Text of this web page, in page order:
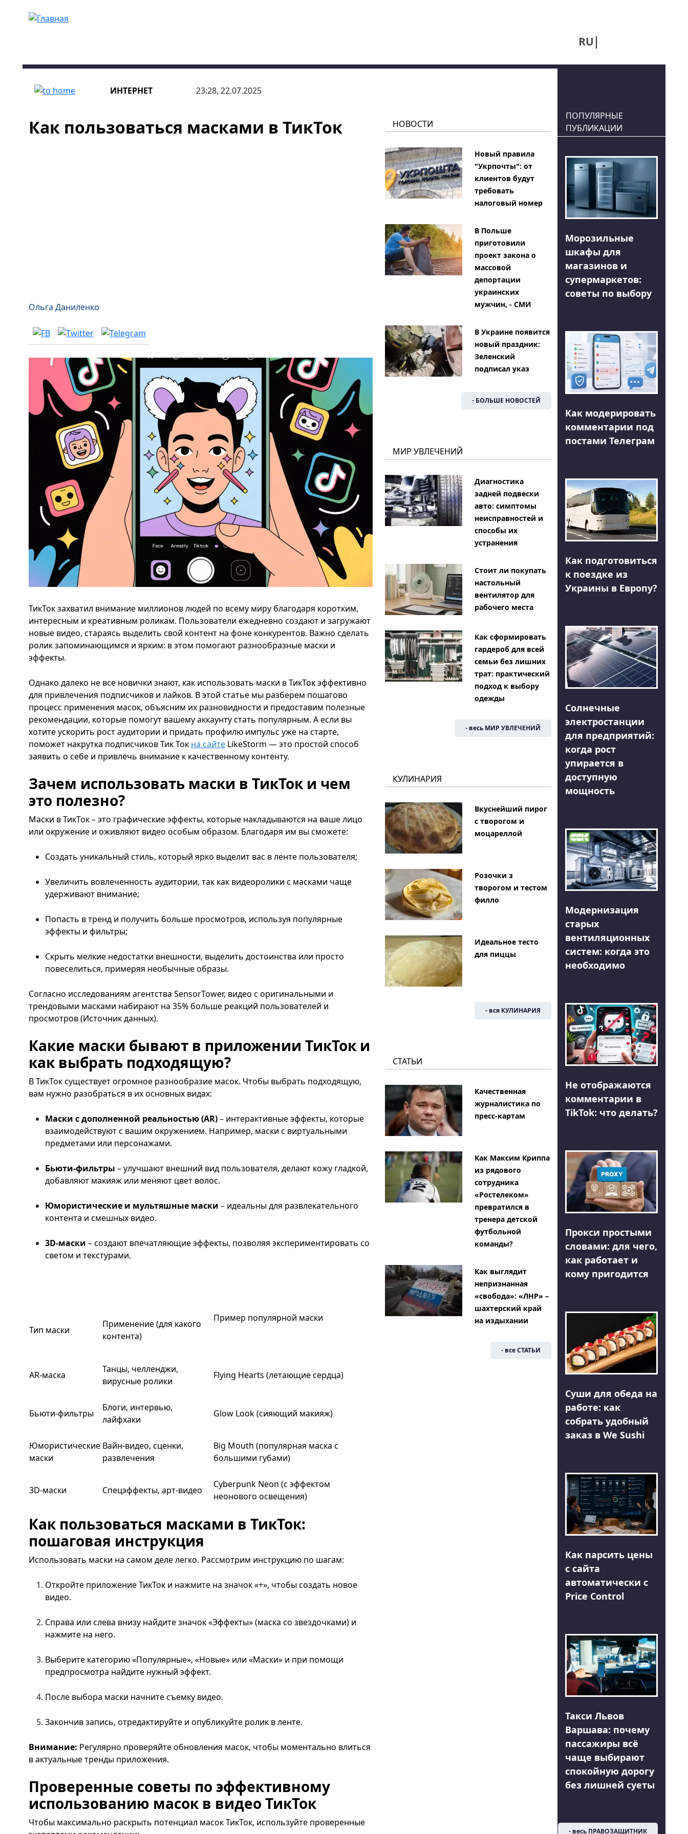
RU
ИНТЕРНЕТ 23:28, 22.07.2025
Как пользоваться масками в ТикТок
Ольга Даниленко
ТикТок захватил внимание миллионов людей по всему миру благодаря коротким,
интересным и креативным роликам. Пользователи ежедневно создают и загружают
новые видео, стараясь выделить свой контент на фоне конкурентов. Важно сделать
ролик запоминающимся и ярким: в этом помогают разнообразные маски и
эффекты.
Однако далеко не все новички знают, как использовать маски в ТикТок эффективно
для привлечения подписчиков и лайков. В этой статье мы разберем пошагово
процесс применения масок, объясним их разновидности и предоставим полезные
рекомендации, которые помогут вашему аккаунту стать популярным. А если вы
хотите ускорить рост аудитории и придать профилю импульс уже на старте,
поможет накрутка подписчиков Тик Ток на сайте LikeStorm — это простой способ
заявить о себе и привлечь внимание к качественному контенту.
Зачем использовать маски в ТикТок и чем
это полезно?
Маски в ТикТок – это графические эффекты, которые накладываются на ваше лицо
или окружение и оживляют видео особым образом. Благодаря им вы сможете:
Создать уникальный стиль, который ярко выделит вас в ленте пользователя;
Увеличить вовлеченность аудитории, так как видеоролики с масками чаще
удерживают внимание;
Попасть в тренд и получить больше просмотров, используя популярные
эффекты и фильтры;
Скрыть мелкие недостатки внешности, выделить достоинства или просто
повеселиться, примеряя необычные образы.
Согласно исследованиям агентства SensorTower, видео с оригинальными и
трендовыми масками набирают на 35% больше реакций пользователей и
просмотров (Источник данных).
Какие маски бывают в приложении ТикТок и
как выбрать подходящую?
В ТикТок существует огромное разнообразие масок. Чтобы выбрать подходящую,
вам нужно разобраться в их основных видах:
Маски с дополненной реальностью (AR)– интерактивные эффекты, которые
взаимодействуют с вашим окружением. Например, маски с виртуальными
предметами или персонажами.
Бьюти-фильтры – улучшают внешний вид пользователя, делают кожу гладкой,
добавляют макияж или меняют цвет волос.
Юмористические и мультяшные маски – идеальны для развлекательного
контента и смешных видео.
3D-маски – создают впечатляющие эффекты, позволяя экспериментировать со
светом и текстурами.
Тип маски
Применение (для какого
контента)
Пример популярной маски
AR-маска
Танцы, челленджи,
вирусные ролики
Flying Hearts (летающие сердца)
Бьюти-фильтры
Блоги, интервью,
лайфхаки
Glow Look (сияющий макияж)
Юмористические
маски
Вайн-видео, сценки,
развлечения
Big Mouth (популярная маска с
большими губами)
3D-маски Спецэффекты, арт-видео
Cyberpunk Neon (с эффектом
неонового освещения)
Как пользоваться масками в ТикТок:
пошаговая инструкция
Использовать маски на самом деле легко. Рассмотрим инструкцию по шагам:
Откройте приложение ТикТок и нажмите на значок «+», чтобы создать новое
видео.
Справа или слева внизу найдите значок «Эффекты» (маска со звездочками) и
нажмите на него.
Выберите категорию «Популярные», «Новые» или «Маски» и при помощи
предпросмотра найдите нужный эффект.
После выбора маски начните съемку видео.
Закончив запись, отредактируйте и опубликуйте ролик в ленте.
Внимание: Регулярно проверяйте обновления масок, чтобы моментально влиться
в актуальные тренды приложения.
Проверенные советы по эффективному
использованию масок в видео ТикТок
Чтобы максимально раскрыть потенциал масок ТикТок, используйте проверенные
НОВОСТИ
Новый правила
"Укрпочты": от
клиентов будут
требовать
налоговый номер
В Польше
приготовили
проект закона о
массовой
депортации
украинских
мужчин, - СМИ
В Украине появится
новый праздник:
Зеленский
подписал указ
- БОЛЬШЕ НОВОСТЕЙ
МИР УВЛЕЧЕНИЙ
Диагностика
задней подвески
авто: симптомы
неисправностей и
способы их
устранения
Стоит ли покупать
настольный
вентилятор для
рабочего места
Как сформировать
гардероб для всей
семьи без лишних
трат: практический
подход к выбору
одежды
- весь МИР УВЛЕЧЕНИЙ
КУЛИНАРИЯ
Вкуснейший пирог
с творогом и
моцареллой
Розочки з
творогом и тестом
филло
Идеальное тесто
для пиццы
- вся КУЛИНАРИЯ
СТАТЬИ
Качественная
журналистика по
пресс-картам
Как Максим Криппа
из рядового
сотрудника
«Ростелеком»
превратился в
тренера детской
футбольной
команды?
Как выглядит
непризнанная
«свобода»: «ЛНР» –
шахтерский край
на издыхании
- все СТАТЬИ
ПОПУЛЯРНЫЕ
ПУБЛИКАЦИИ
Морозильные
шкафы для
магазинов и
супермаркетов:
советы по выбору
Как модерировать
комментарии под
постами Телеграм
Как подготовиться
к поездке из
Украины в Европу?
Солнечные
электростанции
для предприятий:
когда рост
упирается в
доступную
мощность
Модернизация
старых
вентиляционных
систем: когда это
необходимо
Не отображаются
комментарии в
TikTok: что делать?
Прокси простыми
словами: для чего,
как работает и
кому пригодится
Суши для обеда на
работе: как
собрать удобный
заказ в We Sushi
Как парсить цены
с сайта
автоматически с
Price Control
Такси Львов
Варшава: почему
пассажиры всё
чаще выбирают
спокойную дорогу
без лишней суеты
- весь ПРАВОЗАЩИТНИК